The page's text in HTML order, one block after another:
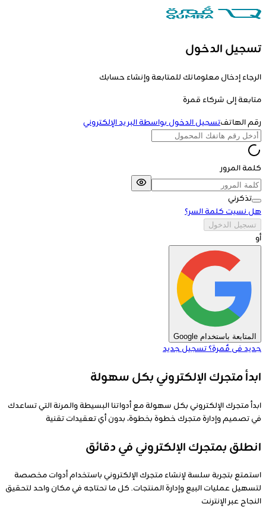
تسجيل الدخول
الرجاء إدخال معلوماتك للمتابعة وإنشاء حسابك
متابعة إلى شركاء قمرة
رقم الهاتفتسجيل الدخول بواسطة البريد الإلكتروني
كلمة المرور
تذكرني
هل نسيت كلمة السر؟
تسجيل الدخول
أو
المتابعة باستخدام Google
جديد فى قٌمرة؟تسجيل جديد
ابدأ متجرك الإلكتروني بكل سهولة
ابدأ متجرك الإلكتروني بكل سهولة مع أدواتنا البسيطة والمرنة التي تساعدك
في تصميم وإدارة متجرك خطوة بخطوة، بدون أي تعقيدات تقنية
انطلق بمتجرك الإلكتروني في دقائق
استمتع بتجربة سلسة لإنشاء متجرك الإلكتروني باستخدام أدوات مخصصة
لتسهيل عمليات البيع وإدارة المنتجات. كل ما تحتاجه في مكان واحد لتحقيق
النجاح عبر الإنترنت